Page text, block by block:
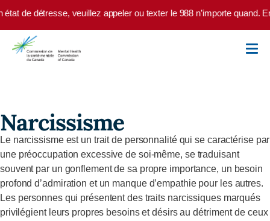
Skip to main content
de détresse, veuillez appeler ou texter le 988 n’importe quand.
Narcissisme
Le narcissisme est un trait de personnalité qui se caractérise par
une préoccupation excessive de soi-même, se traduisant
souvent par un gonflement de sa propre importance, un besoin
profond d’admiration et un manque d’empathie pour les autres.
Les personnes qui présentent des traits narcissiques marqués
privilégient leurs propres besoins et désirs au détriment de ceux